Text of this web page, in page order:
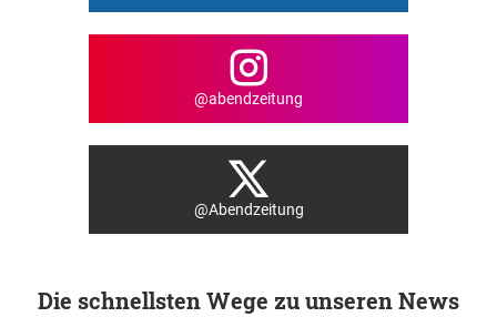
@abendzeitung
@Abendzeitung
Die schnellsten Wege zu unseren News